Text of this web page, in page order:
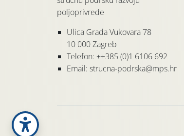
poljoprivrede
Ulica Grada Vukovara 78
10 000 Zagreb
Telefon: ++385 (0)1 6106 692
Email: strucna-podrska@mps.hr